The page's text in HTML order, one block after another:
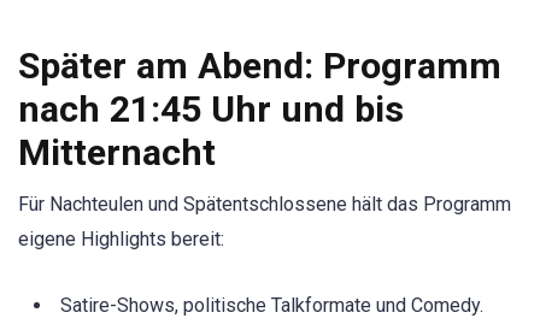
Später am Abend: Programm
nach 21:45 Uhr und bis
Mitternacht
Für Nachteulen und Spätentschlossene hält das Programm
eigene Highlights bereit:
Satire-Shows, politische Talkformate und Comedy.